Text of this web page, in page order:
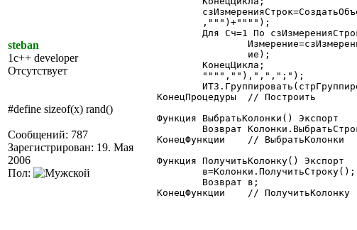
steban
1c++ developer
Отсутствует
#define sizeof(x) rand()
Сообщений: 787
Зарегистрирован: 19. Мая
2006
Пол:
КонецПроцедуры	// Построить
Функция ВыбратьКолонки() Экспорт
КонецФункции	// ВыбратьКолонки
Функция ПолучитьКолонку() Экспорт
КонецФункции	// ПолучитьКолонку